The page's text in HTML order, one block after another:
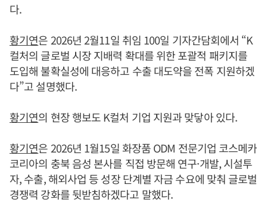
다.
황기연은 2026년 2월11일 취임 100일 기자간담회에서 “K
컬처의 글로벌 시장 지배력 확대를 위한 포괄적 패키지를
도입해 불확실성에 대응하고 수출 대도약을 전폭 지원하겠
다”고 설명했다.
황기연의 현장 행보도 K컬처 기업 지원과 맞닿아 있다.
황기연은 2026년 1월15일 화장품 ODM 전문기업 코스메카
코리아의 충북 음성 본사를 직접 방문해 연구·개발, 시설투
자, 수출, 해외사업 등 성장 단계별 자금 수요에 맞춰 글로벌
경쟁력 강화를 뒷받침하겠다고 말했다.